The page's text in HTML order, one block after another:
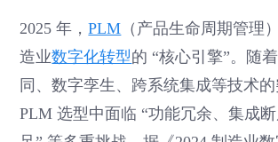
2025 年，PLM （产品生命周期管理
造业数字化转型的 “核心引擎”。随
同、数字孪生、跨系统集成等技术
PLM 选型中面临 “功能冗余、集成